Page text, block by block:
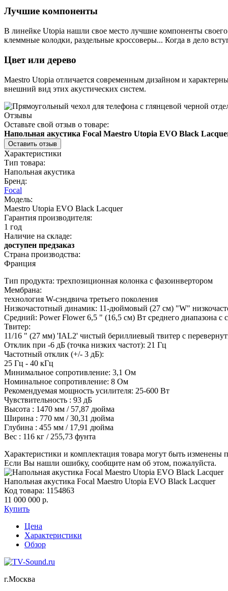
Лучшие компоненты
В линейке Utopia нашли свое место лучшие компоненты
клеммные колодки, раздельные кроссоверы... Когда в дело
Цвет или дерево
Maestro Utopia отличается современным дизайном и
внешний вид этих акустических систем.
Отзывы
Оставьте свой отзыв о товаре:
Напольная акустика Focal Maestro Utopia EVO Black
Оставить отзыв
Характеристики
Тип товара:
Напольная акустика
Бренд:
Focal
Модель:
Maestro Utopia EVO Black Lacquer
Гарантия производителя:
1 год
Наличие на складе:
доступен предзаказ
Страна производства:
Франция
Тип продукта: трехпозиционная колонка с фазоинвертором
Мембрана:
технология W-сэндвича третьего поколения
Низкочастотный динамик: 11-дюймовый (27 см) "W"
Средний: Power Flower 6,5 " (16,5 см) Вт среднего диапазона с
Твитер:
11/16 " (27 мм) 'IAL2' чистый бериллиевый твитер с
Отклик при -6 дБ (точка низких частот): 21 Гц
Частотный отклик (+/- 3 дБ):
25 Гц - 40 кГц
Минимальное сопротивление: 3,1 Ом
Номинальное сопротивление: 8 Ом
Рекомендуемая мощность усилителя: 25-600 Вт
Чувствительность : 93 дБ
Высота : 1470 мм / 57,87 дюйма
Ширина : 770 мм / 30,31 дюйма
Глубина : 455 мм / 17,91 дюйма
Вес : 116 кг / 255,73 фунта
Характеристики и комплектация товара могут быть изменены
Если Вы нашли ошибку, сообщите нам об этом, пожалуйста.
Напольная акустика Focal Maestro Utopia EVO Black Lacquer
Код товара: 1154863
11 000 000 р.
Купить
Цена
Характеристики
Обзор
г.Москва